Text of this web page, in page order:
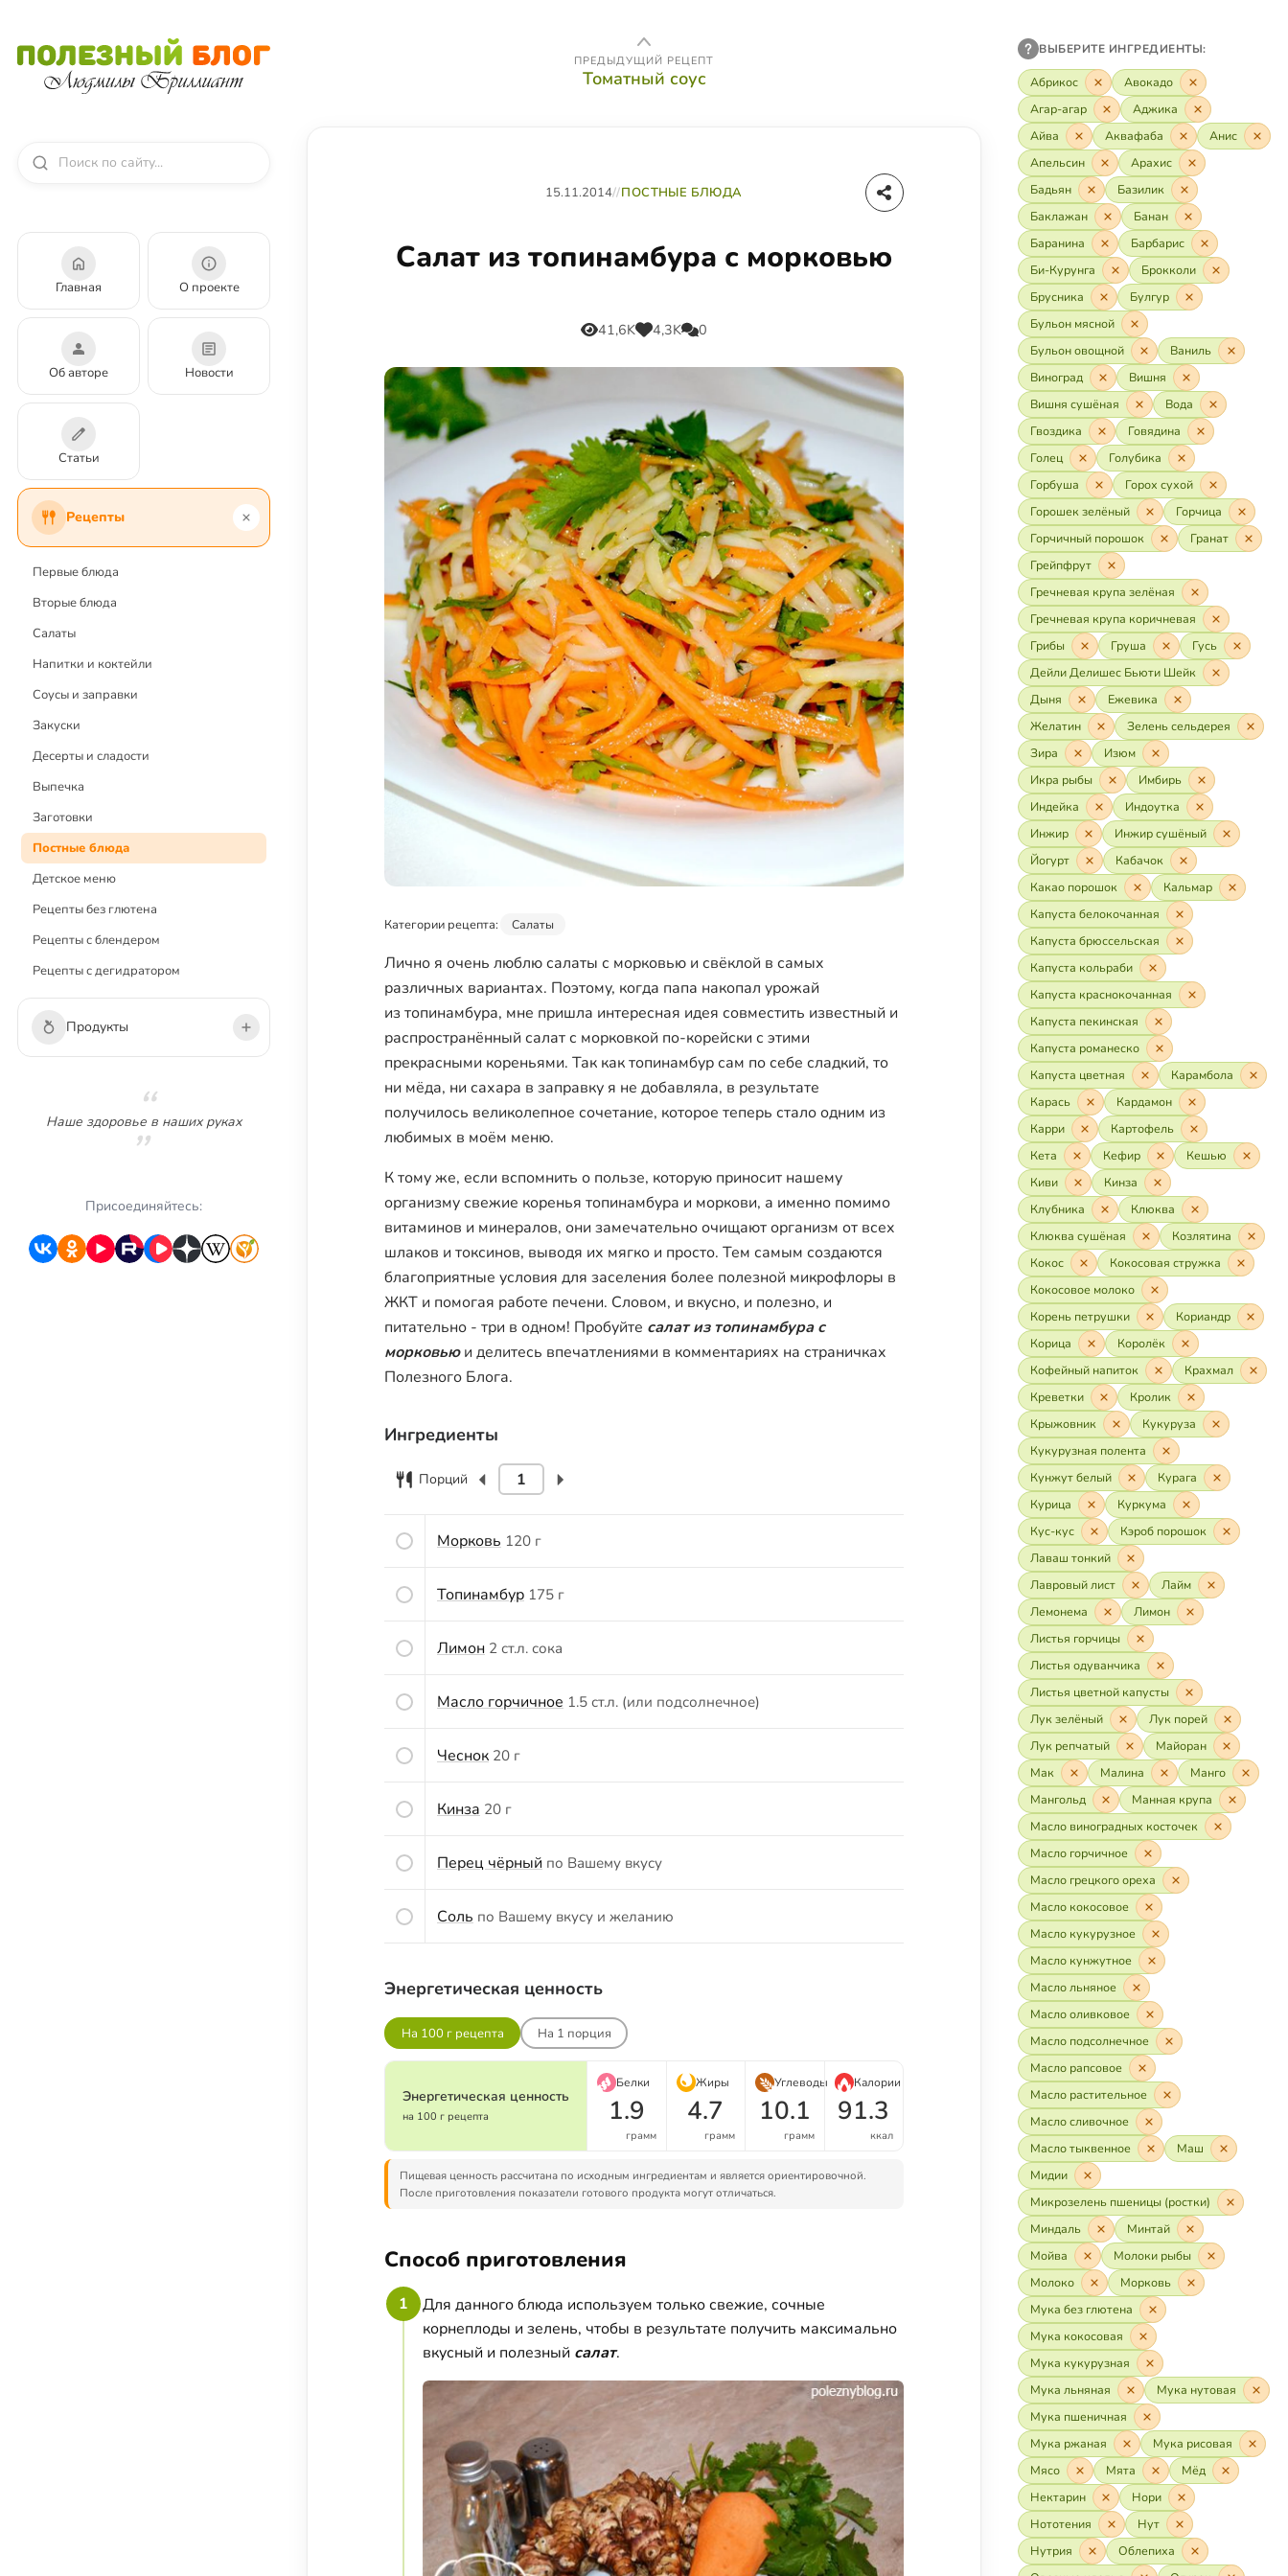
Главная О проекте
Об авторе Новости
Статьи
Рецепты
Первые блюда
Вторые блюда
Салаты
Напитки и коктейли
Соусы и заправки
Закуски
Десерты и сладости
Выпечка
Заготовки
Постные блюда
Детское меню
Рецепты без глютена
Рецепты с блендером
Рецепты с дегидратором
Продукты
Сухофрукты
Орехи
Наше здоровье в наших руках
Присоединяйтесь:
ПРЕДЫДУЩИЙ РЕЦЕПТ
Томатный соус
15.11.2014//ПОСТНЫЕ БЛЮДА
Салат из топинамбура с морковью
41,6K 4,3K 0
Категории рецепта: Салаты
Лично я очень люблю салаты с морковью и свёклой в самых
различных вариантах. Поэтому, когда папа накопал урожай
из топинамбура, мне пришла интересная идея совместить известный и
распространённый салат с морковкой по-корейски с этими
прекрасными кореньями. Так как топинамбур сам по себе сладкий, то
ни мёда, ни сахара в заправку я не добавляла, в результате
получилось великолепное сочетание, которое теперь стало одним из
любимых в моём меню.
К тому же, если вспомнить о пользе, которую приносит нашему
организму свежие коренья топинамбура и моркови, а именно помимо
витаминов и минералов, они замечательно очищают организм от всех
шлаков и токсинов, выводя их мягко и просто. Тем самым создаются
благоприятные условия для заселения более полезной микрофлоры в
ЖКТ и помогая работе печени. Словом, и вкусно, и полезно, и
питательно - три в одном! Пробуйте салат из топинамбура с
морковьюи делитесь впечатлениями в комментариях на страничках
Полезного Блога.
Ингредиенты
Порций
Морковь 120 г
Топинамбур 175 г
Лимон 2 ст.л. сока
Масло горчичное 1.5 ст.л. (или подсолнечное)
Чеснок 20 г
Кинза 20 г
Перец чёрный по Вашему вкусу
Соль по Вашему вкусу и желанию
Энергетическая ценность
На 100 г рецепта На 1 порция
Энергетическая ценность
на 100 г рецепта
Белки
1.9
грамм
Жиры
4.7
грамм
Углеводы
10.1
грамм
Калории
91.3
ккал
Пищевая ценность рассчитана по исходным ингредиентам и является ориентировочной.
После приготовления показатели готового продукта могут отличаться.
Способ приготовления
1
Для данного блюда используем только свежие, сочные
корнеплоды и зелень, чтобы в результате получить максимально
вкусный и полезный салат.
ВЫБЕРИТЕ ИНГРЕДИЕНТЫ:
Абрикос
Авокадо
Агар-агар
Аджика
Айва
Аквафаба
Анис
Апельсин
Арахис
Бадьян
Базилик
Баклажан
Банан
Баранина
Барбарис
Би-Курунга
Брокколи
Брусника
Булгур
Бульон мясной
Бульон овощной
Ваниль
Виноград
Вишня
Вишня сушёная
Вода
Гвоздика
Говядина
Голец
Голубика
Горбуша
Горох сухой
Горошек зелёный
Горчица
Горчичный порошок
Гранат
Грейпфрут
Гречневая крупа зелёная
Гречневая крупа коричневая
Грибы
Груша
Гусь
Дейли Делишес Бьюти Шейк
Дыня
Ежевика
Желатин
Зелень сельдерея
Зира
Изюм
Икра рыбы
Имбирь
Индейка
Индоутка
Инжир
Инжир сушёный
Йогурт
Кабачок
Какао порошок
Кальмар
Капуста белокочанная
Капуста брюссельская
Капуста кольраби
Капуста краснокочанная
Капуста пекинская
Капуста романеско
Капуста цветная
Карамбола
Карась
Кардамон
Карри
Картофель
Кета
Кефир
Кешью
Киви
Кинза
Клубника
Клюква
Клюква сушёная
Козлятина
Кокос
Кокосовая стружка
Кокосовое молоко
Корень петрушки
Кориандр
Корица
Королёк
Кофейный напиток
Крахмал
Креветки
Кролик
Крыжовник
Кукуруза
Кукурузная полента
Кунжут белый
Курага
Курица
Куркума
Кус-кус
Кэроб порошок
Лаваш тонкий
Лавровый лист
Лайм
Лемонема
Лимон
Листья горчицы
Листья одуванчика
Листья цветной капусты
Лук зелёный
Лук порей
Лук репчатый
Майоран
Мак
Малина
Манго
Мангольд
Манная крупа
Масло виноградных косточек
Масло горчичное
Масло грецкого ореха
Масло кокосовое
Масло кукурузное
Масло кунжутное
Масло льняное
Масло оливковое
Масло подсолнечное
Масло рапсовое
Масло растительное
Масло сливочное
Масло тыквенное
Маш
Мидии
Микрозелень пшеницы (ростки)
Миндаль
Минтай
Мойва
Молоки рыбы
Молоко
Морковь
Мука без глютена
Мука кокосовая
Мука кукурузная
Мука льняная
Мука нутовая
Мука пшеничная
Мука ржаная
Мука рисовая
Мясо
Мята
Мёд
Нектарин
Нори
Нототения
Нут
Нутрия
Облепиха